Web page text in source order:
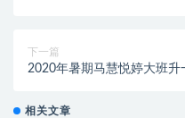
下一篇
2020年暑期马慧悦婷大班
相关文章